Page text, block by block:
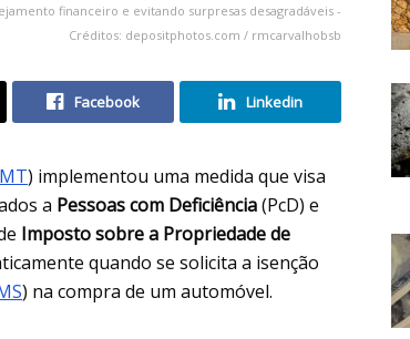
financeiro e evitando surpresas desagradáveis -
Créditos: depositphotos.com / rmcarvalhobsb
Facebook Linkedin
) implementou uma medida que visa
a Pessoas com Deficiência(PcD) e
Imposto sobre a Propriedade de
quando se solicita a isenção
) na compra de um automóvel.